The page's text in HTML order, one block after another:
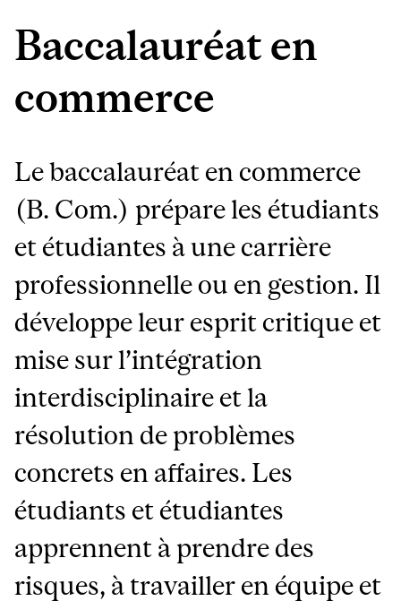
Baccalauréat en
commerce
Le baccalauréat en commerce
(B. Com.) prépare les étudiants
et étudiantes à une carrière
professionnelle ou en gestion. Il
développe leur esprit critique et
mise sur l’intégration
interdisciplinaire et la
résolution de problèmes
concrets en affaires. Les
étudiants et étudiantes
apprennent à prendre des
risques, à travailler en équipe et